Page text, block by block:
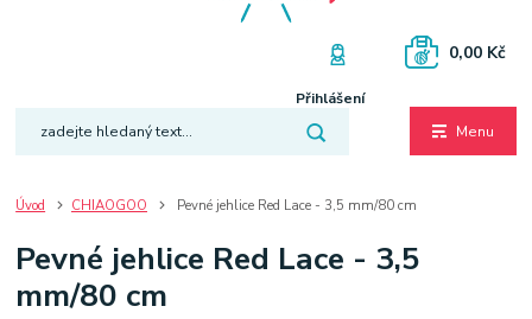
Menu
Přihlášení
0,00 Kč
Úvod CHIAOGOO Pevné jehlice Red Lace - 3,5 mm/80 cm
Pevné jehlice Red Lace - 3,5
mm/80 cm